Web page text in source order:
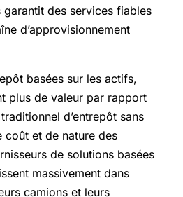
des services fiables
d’approvisionnement
basées sur les actifs,
plus de valeur par rapport
d’entrepôt sans
coût et de nature des
de solutions basées
massivement dans
camions et leurs